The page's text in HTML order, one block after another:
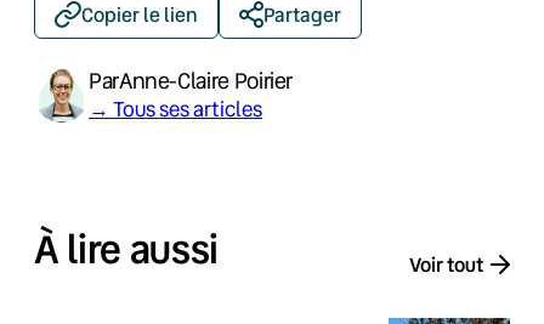
Copier le lien Partager
ParAnne-Claire Poirier
→ Tous ses articles
À lire aussi Voir tout